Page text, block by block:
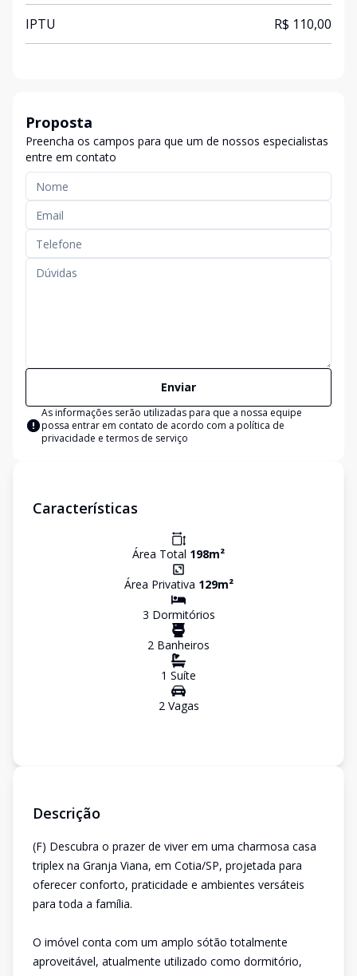
IPTU R$ 110,00
Proposta
Preencha os campos para que um de nossos especialistas
entre em contato
Enviar
As informações serão utilizadas para que a nossa equipe
possa entrar em contato de acordo com a política de
privacidade e termos de serviço
Características
Área Total 198m²
Área Privativa 129m²
3 Dormitórios
2 Banheiros
1 Suíte
2Vagas
Descrição
(F) Descubra o prazer de viver em uma charmosa casa
triplex na Granja Viana, em Cotia/SP, projetada para
oferecer conforto, praticidade e ambientes versáteis
para toda a família.
O imóvel conta com um amplo sótão totalmente
aproveitável, atualmente utilizado como dormitório,